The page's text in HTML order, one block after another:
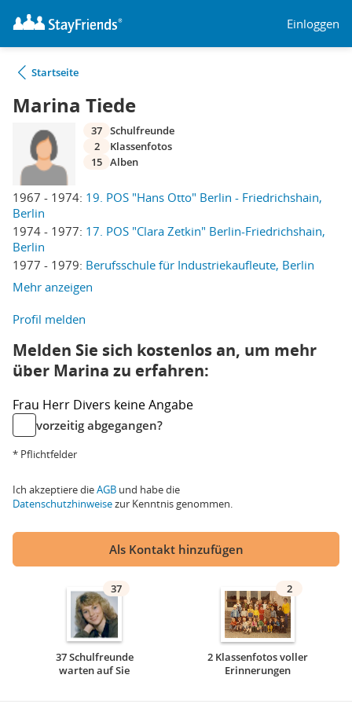
Einloggen
Startseite
Marina Tiede
1967 - 1974: 19. POS "Hans Otto" Berlin - Friedrichshain,
Berlin
1974 - 1977: 17. POS "Clara Zetkin" Berlin-Friedrichshain,
Berlin
1977 - 1979: Berufsschule für Industriekaufleute, Berlin
Mehr anzeigen
37 Schulfreunde
2
Klassenfotos
15 Alben
Profil melden
Melden Sie sich kostenlos an, um mehr
über Marina zu erfahren:
Frau Herr Divers keine Angabe
vorzeitig abgegangen?
* Pflichtfelder
Ich akzeptiere dieAGB und habe die
Datenschutzhinweisezur Kenntnis genommen.
Als Kontakt hinzufügen
37
37 Schulfreunde
warten auf Sie
2
2 Klassenfotos voller
Erinnerungen